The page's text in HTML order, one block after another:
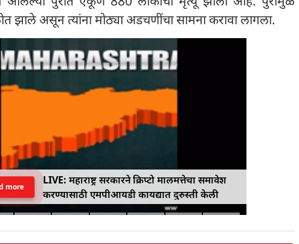
झाले असून त्यांना मोठ्या अडचणींचा सामना करावा लागला.
LIVE: महाराष्ट्र सरकारने क्रिप्टो मालमत्तेचा समावेश
करण्यासाठी एमपीआयडी कायद्यात दुरुस्ती केली
more